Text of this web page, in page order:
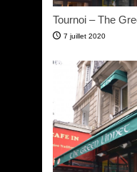
Tournoi – The
7 juillet 2020